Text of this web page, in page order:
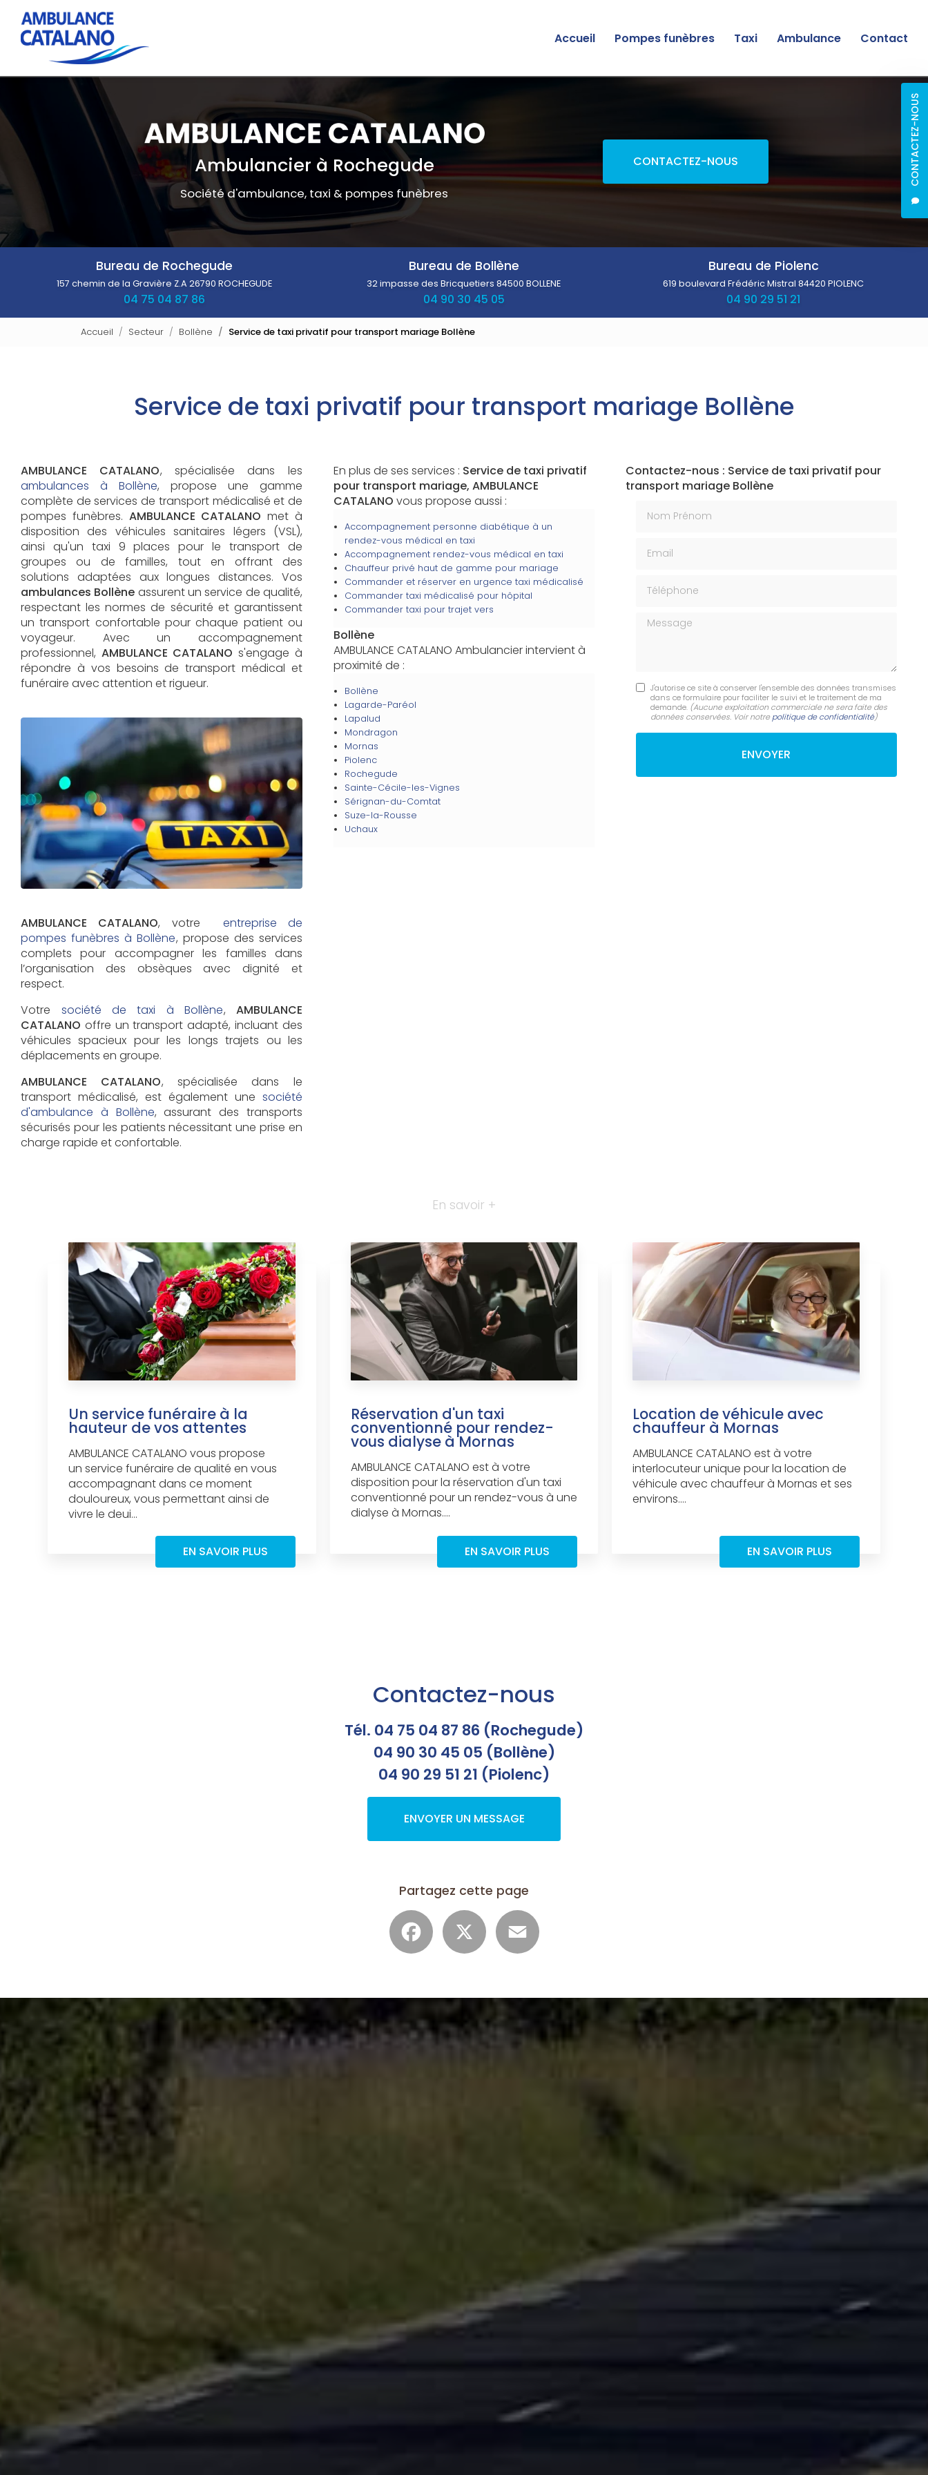
contenu
CONTACTEZ-NOUS
Accueil
Pompes funèbres Taxi Ambulance Contact
Ambulancier à Rochegude
Société d'ambulance, taxi & pompes funèbres
CONTACTEZ-NOUS
Bureau de Rochegude
157 chemin de la Gravière Z.A26790 ROCHEGUDE
04 75 04 87 86
Bureau de Bollène
32 impasse des Bricquetiers84500 BOLLENE
04 90 30 45 05
Bureau de Piolenc
619 boulevard Frédéric Mistral84420 PIOLENC
04 90 29 51 21
Accueil Secteur Bollène Service de taxi privatif pour transport mariage Bollène
Service de taxi privatif pour transport mariage Bollène
AMBULANCE CATALANO, spécialisée dans les
ambulances à Bollène, propose une gamme
complète de services de transport médicalisé et de
pompes funèbres. AMBULANCE CATALANO met à
disposition des véhicules sanitaires légers (VSL),
ainsi qu'un taxi 9 places pour le transport de
groupes ou de familles, tout en offrant des
solutions adaptées aux longues distances. Vos
ambulances Bollène assurent un service de qualité,
respectant les normes de sécurité et garantissent
un transport confortable pour chaque patient ou
voyageur. Avec un accompagnement
professionnel, AMBULANCE CATALANO s'engage à
répondre à vos besoins de transport médical et
funéraire avec attention et rigueur.
AMBULANCE CATALANO, votre entreprise de
pompes funèbres à Bollène, propose des services
complets pour accompagner les familles dans
l’organisation des obsèques avec dignité et
respect.
Votre société de taxi à Bollène, AMBULANCE
CATALANO offre un transport adapté, incluant des
véhicules spacieux pour les longs trajets ou les
déplacements en groupe.
AMBULANCE CATALANO, spécialisée dans le
transport médicalisé, est également une société
d'ambulance à Bollène, assurant des transports
sécurisés pour les patients nécessitant une prise en
charge rapide et confortable.
En plus de ses services : Service de taxi privatif
pour transport mariage, AMBULANCE
CATALANO vous propose aussi :
Accompagnement personne diabétique à un
rendez-vous médical en taxi
Accompagnement rendez-vous médical en taxi
Chauffeur privé haut de gamme pour mariage
Commander et réserver en urgence taxi médicalisé
Commander taxi médicalisé pour hôpital
Commander taxi pour trajet vers
Bollène
AMBULANCE CATALANO Ambulancier intervient à
proximité de :
Bollène
Lagarde-Paréol
Lapalud
Mondragon
Mornas
Piolenc
Rochegude
Sainte-Cécile-les-Vignes
Sérignan-du-Comtat
Suze-la-Rousse
Uchaux
Contactez-nous : Service de taxi privatif pour
transport mariage Bollène
Message
J'autorise ce site à conserver l'ensemble des données transmises
dans ce formulaire pour faciliter le suivi et le traitement de ma
demande. (Aucune exploitation commerciale ne sera faite des
données conservées. Voir notre politique de confidentialité)
En savoir +
Un service funéraire à la
hauteur de vos attentes
AMBULANCE CATALANO vous propose
un service funéraire de qualité en vous
accompagnant dans ce moment
douloureux, vous permettant ainsi de
vivre le deui...
EN SAVOIR PLUS
Réservation d'un taxi
conventionné pour rendez-
vous dialyse à Mornas
AMBULANCE CATALANO est à votre
disposition pour la réservation d'un taxi
conventionné pour un rendez-vous à une
dialyse à Mornas....
EN SAVOIR PLUS
Location de véhicule avec
chauffeur à Mornas
AMBULANCE CATALANO est à votre
interlocuteur unique pour la location de
véhicule avec chauffeur à Mornas et ses
environs....
EN SAVOIR PLUS
Contactez-nous
Tél. 04 75 04 87 86 (Rochegude)
04 90 30 45 05 (Bollène)
04 90 29 51 21 (Piolenc)
ENVOYER UN MESSAGE
Partagez cette page
Facebook